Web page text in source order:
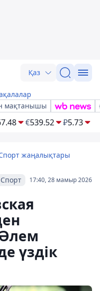
Қаз
мақтанышы
€539.52 ₽5.73
жаңалықтары
17:40, 28 мамыр 2026
Спорт
үздік